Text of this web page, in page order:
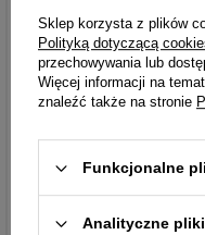
Wielkość
Detale
Zamknięcie
Sklep korzysta z plików
Polityką dotyczącą
przechowywania lub
Więcej informacji na
znaleźć także na stronie
Funkcjonalne
Analityczne